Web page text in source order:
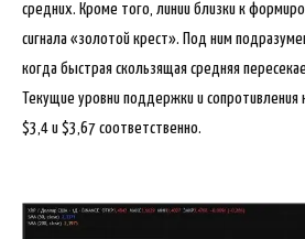
средних. Кроме того, линии близки к
сигнала «золотой крест». Под ним
когда быстрая скользящая средняя
Текущие уровни поддержки и
$3,4 и $3,67 соответственно.